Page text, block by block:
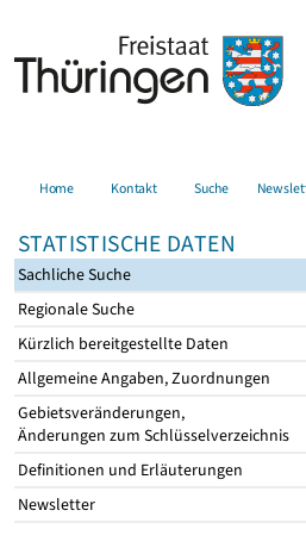
Home Kontakt Suche
STATISTISCHE DATEN
Sachliche Suche
Regionale Suche
Kürzlich bereitgestellte Daten
Allgemeine Angaben, Zuordnungen
Gebietsveränderungen,
Änderungen zum Schlüsselverzeichnis
Definitionen und Erläuterungen
Newsletter